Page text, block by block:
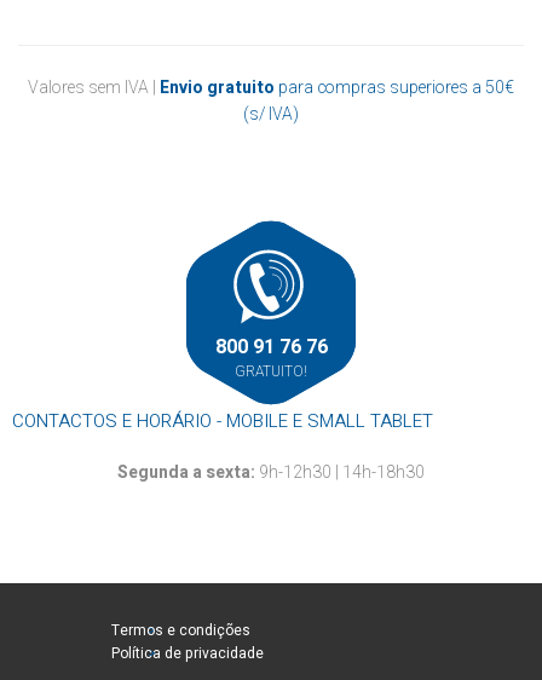
Valores sem IVA | Envio gratuito para compras superiores a 50€
(s/ IVA)
800 91 76 76
GRATUITO!
CONTACTOS E HORÁRIO - MOBILE E SMALL TABLET
Segunda a sexta: 9h-12h30 | 14h-18h30
Termos e condições
Política de privacidade